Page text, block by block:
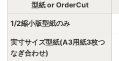
型紙 or OrderCut
1/2縮小版型紙のみ
実寸サイズ型紙(A3用紙3枚つ
なぎ合わせ)